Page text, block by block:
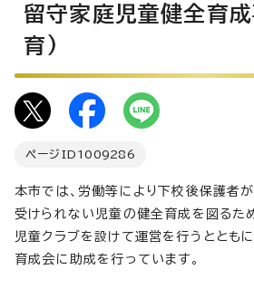
留守家庭児童健全育
育)
ページID 1009286
本市では、労働等により下校後保護者
受けられない児童の健全育成を図るた
児童クラブを設けて運営を行うととも
育成会に助成を行っています。